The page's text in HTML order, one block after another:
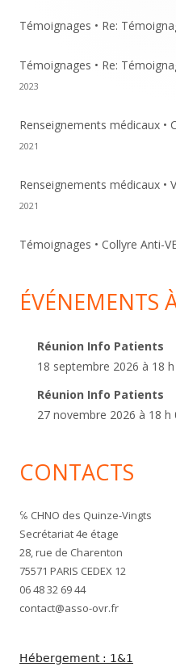
Témoignages • Re:
Témoignages • Re:
2023
Renseignements médicaux •
2021
Renseignements médicaux •
2021
Témoignages • Collyre Anti-
ÉVÉNEMENTS
Réunion Info Patients
18 septembre 2026 à 18
Réunion Info Patients
27 novembre 2026 à 18
CONTACTS
℅ CHNO des Quinze-Vingts
Secrétariat 4e étage
28, rue de Charenton
75571 PARIS CEDEX 12
06 48 32 69 44
contact@asso-ovr.fr
Hébergement : 1&1